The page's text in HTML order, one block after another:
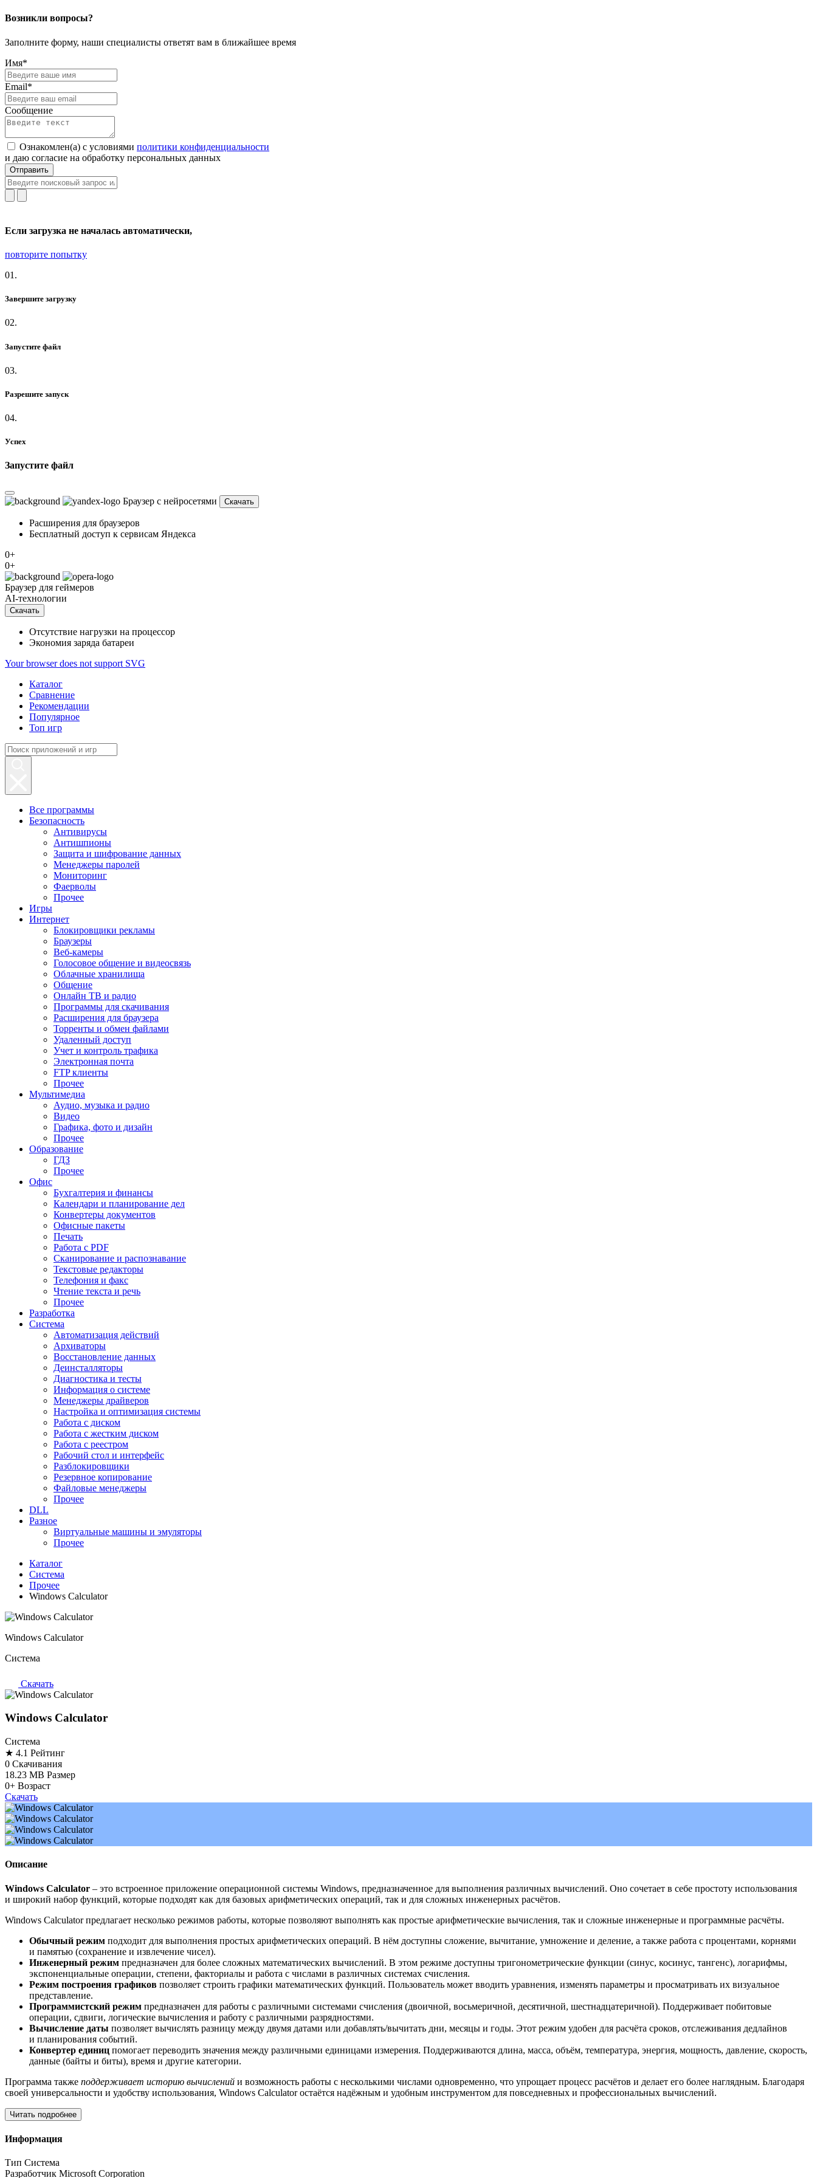
Возникли вопросы?
Заполните форму, наши специалисты ответят вам в ближайшее время
Имя*
Email*
Сообщение
Ознакомлен(а) с условиями политики конфиденциальности
и даю согласие на обработку персональных данных
Отправить
Если загрузка не началась автоматически,
повторите попытку
01.
Завершите загрузку
02.
Запустите файл
03.
Разрешите запуск
04.
Успех
Запустите файл
Браузер с нейросетями Скачать
Расширения для браузеров
Бесплатный доступ к сервисам Яндекса
0+
0+
Браузер для геймеров
AI-технологии
Скачать
Отсутствие нагрузки на процессор
Экономия заряда батареи
Your browser does not support SVG
Каталог
Сравнение
Рекомендации
Популярное
Топ игр
Все программы
Безопасность
Антивирусы
Антишпионы
Защита и шифрование данных
Менеджеры паролей
Мониторинг
Фаерволы
Прочее
Игры
Интернет
Блокировщики рекламы
Браузеры
Веб-камеры
Голосовое общение и видеосвязь
Облачные хранилища
Общение
Онлайн ТВ и радио
Программы для скачивания
Расширения для браузера
Торренты и обмен файлами
Удаленный доступ
Учет и контроль трафика
Электронная почта
FTP клиенты
Прочее
Мультимедиа
Аудио, музыка и радио
Видео
Графика, фото и дизайн
Прочее
Образование
ГДЗ
Прочее
Офис
Бухгалтерия и финансы
Календари и планирование дел
Конвертеры документов
Офисные пакеты
Печать
Работа с PDF
Сканирование и распознавание
Текстовые редакторы
Телефония и факс
Чтение текста и речь
Прочее
Разработка
Система
Автоматизация действий
Архиваторы
Восстановление данных
Деинсталляторы
Диагностика и тесты
Информация о системе
Менеджеры драйверов
Настройка и оптимизация системы
Работа с диском
Работа с жестким диском
Работа с реестром
Рабочий стол и интерфейс
Разблокировщики
Резервное копирование
Файловые менеджеры
Прочее
DLL
Разное
Виртуальные машины и эмуляторы
Прочее
Каталог
Система
Прочее
Windows Calculator
Windows Calculator
Система
Скачать
Windows Calculator
Система
★ 4.1 Рейтинг
0 Скачивания
18.23 MB Размер
0+ Возраст
Скачать
Описание
Windows Calculator – это встроенное приложение операционной системы Windows, предназначенное для выполнения различных вычислений. Оно сочетает в себе простоту использования
и широкий набор функций, которые подходят как для базовых арифметических операций, так и для сложных инженерных расчётов.
Windows Calculator предлагает несколько режимов работы, которые позволяют выполнять как простые арифметические вычисления, так и сложные инженерные и программные расчёты.
Обычный режим подходит для выполнения простых арифметических операций. В нём доступны сложение, вычитание, умножение и деление, а также работа с процентами, корнями
и памятью (сохранение и извлечение чисел).
Инженерный режим предназначен для более сложных математических вычислений. В этом режиме доступны тригонометрические функции (синус, косинус, тангенс), логарифмы,
экспоненциальные операции, степени, факториалы и работа с числами в различных системах счисления.
Режим построения графиков позволяет строить графики математических функций. Пользователь может вводить уравнения, изменять параметры и просматривать их визуальное
представление.
Программистский режим предназначен для работы с различными системами счисления (двоичной, восьмеричной, десятичной, шестнадцатеричной). Поддерживает побитовые
операции, сдвиги, логические вычисления и работу с различными разрядностями.
Вычисление даты позволяет вычислять разницу между двумя датами или добавлять/вычитать дни, месяцы и годы. Этот режим удобен для расчёта сроков, отслеживания дедлайнов
и планирования событий.
Конвертер единиц помогает переводить значения между различными единицами измерения. Поддерживаются длина, масса, объём, температура, энергия, мощность, давление, скорость,
данные (байты и биты), время и другие категории.
Программа также поддерживает историю вычислений и возможность работы с несколькими числами одновременно, что упрощает процесс расчётов и делает его более наглядным. Благодаря
своей универсальности и удобству использования, Windows Calculator остаётся надёжным и удобным инструментом для повседневных и профессиональных вычислений.
Читать подробнее
Информация
Тип Система
Разработчик Microsoft Corporation